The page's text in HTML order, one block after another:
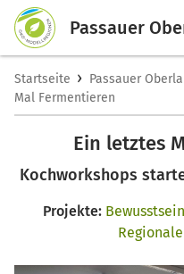
Passauer
Startseite › Passauer
Mal Fermentieren
Ein letztes
Kochworkshops
Projekte: